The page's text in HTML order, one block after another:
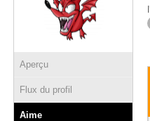
Aperçu
Flux du profil
Aime